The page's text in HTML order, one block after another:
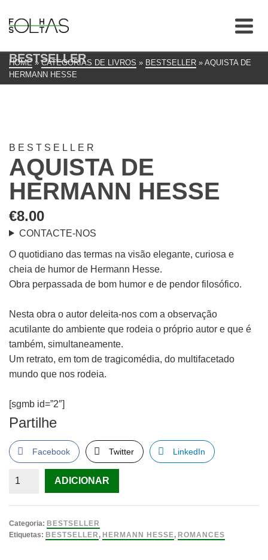
BESTSELLER
HOME » CATEGORIAS DE LIVROS » BESTSELLER » AQUISTA DE
HERMANN HESSE
BESTSELLER
AQUISTA DE
HERMANN HESSE
€8.00
CONTACTE-NOS
O quotidiano das termas na visão elegante, curiosa e
cheia de humor de Hermann Hesse.
Obra perpassada de bom humor e de pendor filosófico.
Nesta obra o autor deleita-nos com a observação
acutilante do ambiente que rodeia o próprio autor e que é
também, simultaneamente.
Um retrato, em tom de tragicomédia, do multifacetado
mundo que nos rodeia.
[sgmb id=”2″]
Partilhe
Facebook Twitter LinkedIn
Quantidade
de
Hermann
ADICIONAR
Categoria: BESTSELLER
Etiquetas: BESTSELLER , HERMANN HESSE, ROMANCES